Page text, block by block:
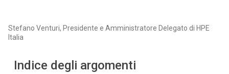
Stefano Venturi, Presidente e Amministratore Delegato di HPE
Italia
Indice degli argomenti